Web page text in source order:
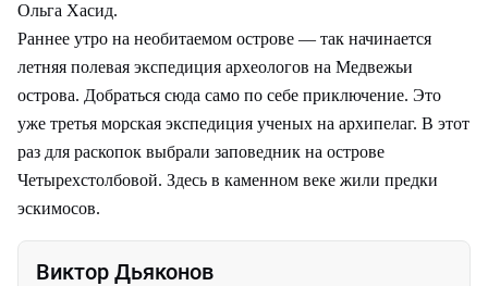
Ольга Хасид.
Раннее утро на необитаемом острове — так начинается
летняя полевая экспедиция археологов на Медвежьи
острова. Добраться сюда само по себе приключение. Это
уже третья морская экспедиция ученых на архипелаг. В этот
раз для раскопок выбрали заповедник на острове
Четырехстолбовой. Здесь в каменном веке жили предки
эскимосов.
Виктор Дьяконов